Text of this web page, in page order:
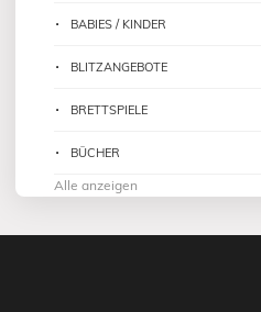
BABIES / KINDER
BLITZANGEBOTE
BRETTSPIELE
BÜCHER
Alle anzeigen